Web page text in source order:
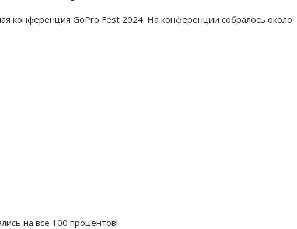
конференция GoPro Fest 2024. На конференции собралось около
на все 100 процентов!